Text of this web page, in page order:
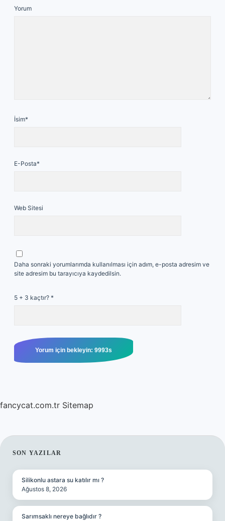
Yorum
İsim*
E-Posta*
Web Sitesi
Daha sonraki yorumlarımda kullanılması için adım, e-posta adresim ve
site adresim bu tarayıcıya kaydedilsin.
5 + 3 kaçtır? *
fancycat.com.tr Sitemap
SIDEBAR
SON YAZILAR
Silikonlu astara su katılır mı ?
Ağustos 8, 2026
Sarımsaklı nereye bağlıdır ?